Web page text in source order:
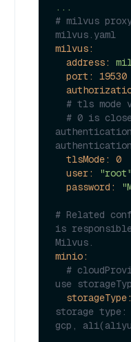
...
# milvus
milvus.yaml
milvus:
address:
port:
19530
# tls mode
# 0 is
tlsMode:
0
user:
"root"
password:
# Related
is
Milvus.
minio:
#
use
storageType:
storage
gcp,